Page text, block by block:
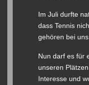
Im Juli durfte
dass Tennis
gehören bei
Nun darf es für
unseren
Interesse und